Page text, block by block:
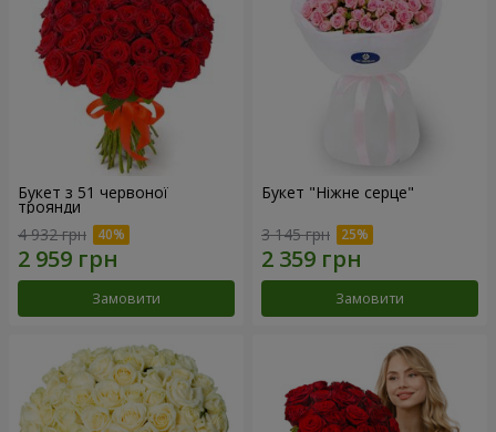
Букет з 51 червоної
троянди
4 932 грн
Замовити
Букет "Ніжне серце"
3 145 грн
Замовити